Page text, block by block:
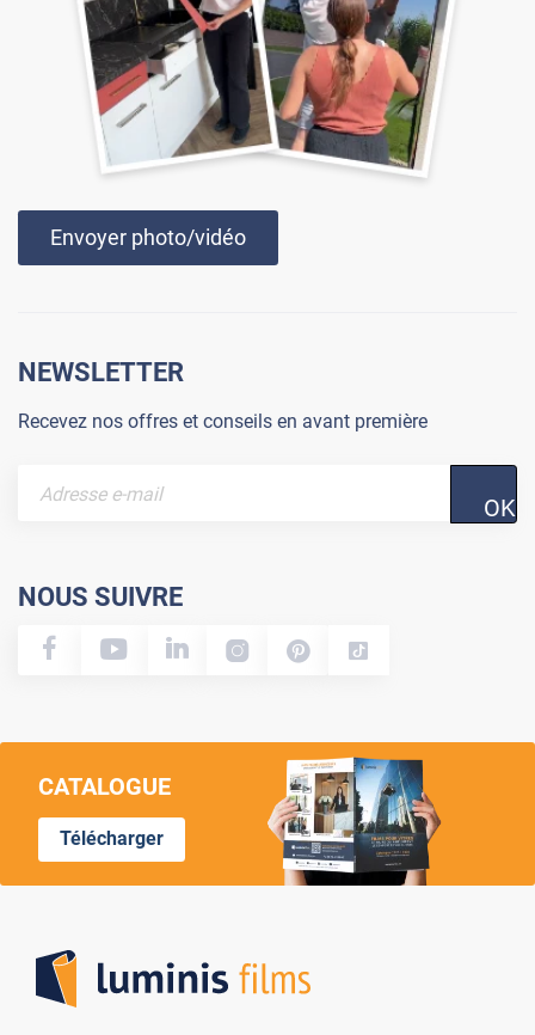
Envoyer photo/vidéo
NEWSLETTER
Recevez nos offres et conseils en avant première
OK
NOUS SUIVRE
CATALOGUE
Télécharger